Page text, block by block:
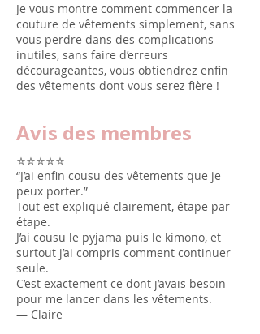
Je vous montre comment commencer la
couture de vêtements simplement, sans
vous perdre dans des complications
inutiles, sans faire d’erreurs
décourageantes, vous obtiendrez enfin
des vêtements dont vous serez fière !
Avis des membres
⭐⭐⭐⭐⭐
“J’ai enfin cousu des vêtements que je
peux porter.”
Tout est expliqué clairement, étape par
étape.
J’ai cousu le pyjama puis le kimono, et
surtout j’ai compris comment continuer
seule.
C’est exactement ce dont j’avais besoin
pour me lancer dans les vêtements.
— Claire